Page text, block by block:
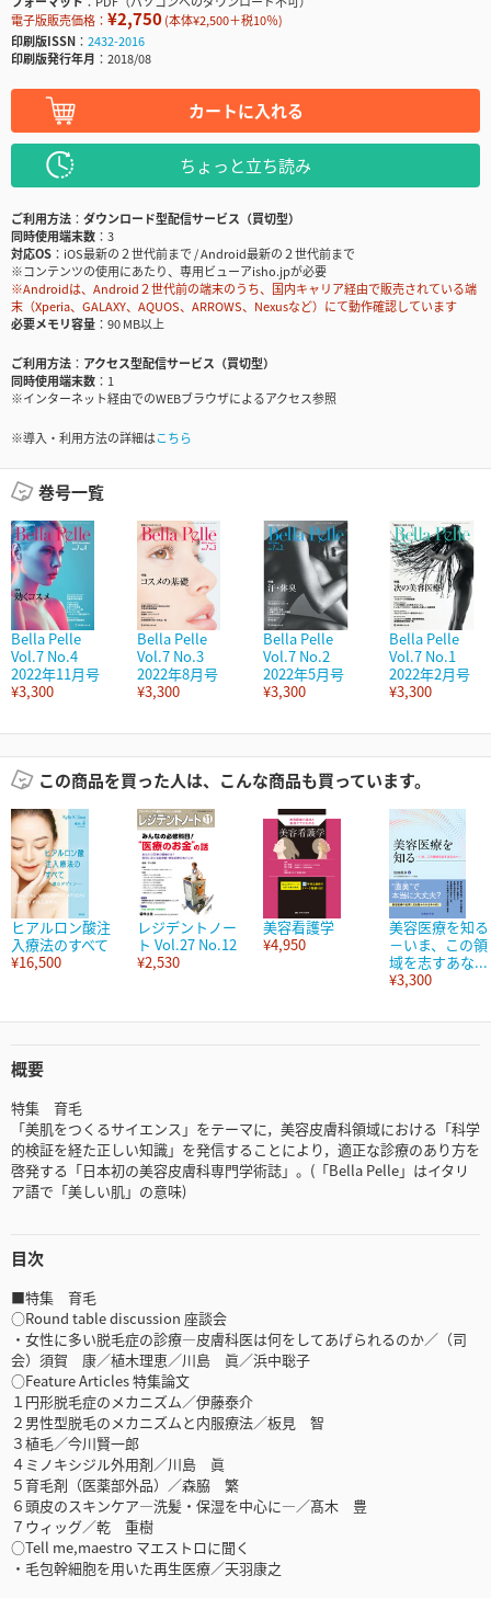
電子版販売価格： ¥2,750(本体¥2,500＋税10％)
印刷版ISSN
2432-2016
印刷版発行年月
2018/08
カートに入れる
ちょっと立ち読み
ご利用方法
ダウンロード型配信サービス（買切型）
同時使用端末数
3
対応OS
iOS最新の２世代前まで / Android最新の２世代前まで
※コンテンツの使用にあたり、専用ビューアisho.jpが必要
※Androidは、Android２世代前の端末のうち、国内キャリア経由で販売されている端
末（Xperia、GALAXY、AQUOS、ARROWS、Nexusなど）にて動作確認しています
必要メモリ容量
90 MB以上
ご利用方法
アクセス型配信サービス（買切型）
同時使用端末数
1
※インターネット経由でのWEBブラウザによるアクセス参照
※導入・利用方法の詳細はこちら
巻号一覧
Bella Pelle
Vol.7 No.4
2022年11月号
¥3,300
Bella Pelle
Vol.7 No.3
2022年8月号
¥3,300
Bella Pelle
Vol.7 No.2
2022年5月号
¥3,300
Bella Pelle
Vol.7 No.1
2022年2月号
¥3,300
この商品を買った人は、こんな商品も買っています。
ヒアルロン酸注
入療法のすべて
¥16,500
レジデントノー
ト Vol.27 No.12
¥2,530
美容看護学
¥4,950
美容医療を知る
－いま、この領
域を志すあな...
¥3,300
概要
特集 育毛
「美肌をつくるサイエンス」をテーマに，美容皮膚科領域における「科学
的検証を経た正しい知識」を発信することにより，適正な診療のあり方を
啓発する「日本初の美容皮膚科専門学術誌」。(「Bella Pelle」はイタリ
ア語で「美しい肌」の意味)
目次
■特集 育毛
○Round table discussion 座談会
・女性に多い脱毛症の診療―皮膚科医は何をしてあげられるのか／（司
会）須賀 康／植木理恵／川島 眞／浜中聡子
○Feature Articles 特集論文
１円形脱毛症のメカニズム／伊藤泰介
２男性型脱毛のメカニズムと内服療法／板見 智
３植毛／今川賢一郎
４ミノキシジル外用剤／川島 眞
５育毛剤（医薬部外品）／森脇 繁
６頭皮のスキンケア―洗髪・保湿を中心に―／髙木 豊
７ウィッグ／乾 重樹
○Tell me,maestro マエストロに聞く
・毛包幹細胞を用いた再生医療／天羽康之